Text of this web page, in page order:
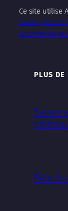
Ce site utilise
savoir plus
PLUS DE
Saison
Fête